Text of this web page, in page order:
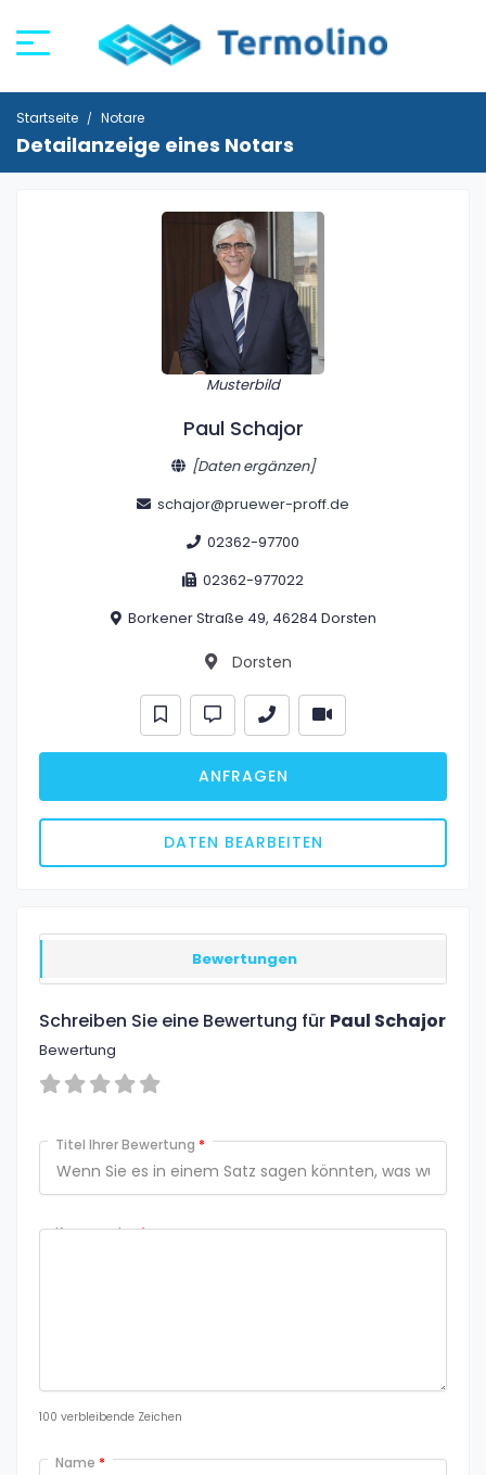
Startseite Notare
Detailanzeige eines Notars
Musterbild
Paul Schajor
[Daten ergänzen]
schajor@pruewer-proff.de
02362-97700
02362-977022
Borkener Straße 49, 46284 Dorsten
Dorsten
ANFRAGEN
DATEN BEARBEITEN
Bewertungen
Schreiben Sie eine Bewertung für Paul Schajor
Bewertung
Titel Ihrer Bewertung *
Kommentar*
100 verbleibende Zeichen
Name *